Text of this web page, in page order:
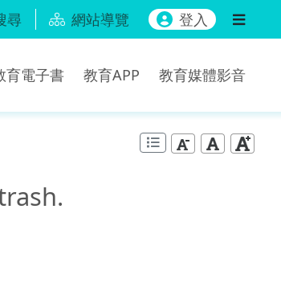
尋 網站導覽 登入
育電子書 教育APP 教育媒體影音